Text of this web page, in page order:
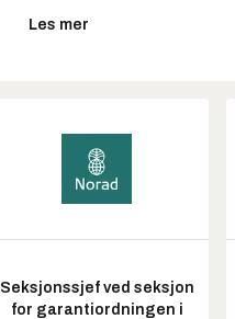
Les mer
Seksjonssjef ved seksjon
for garantiordningen i